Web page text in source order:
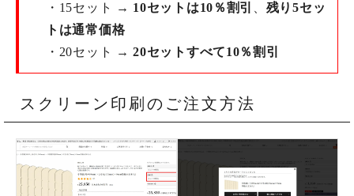
・15セット → 10セットは10％割引
残り5セッ
トは通常価格
・20セット →20セットすべて10％割引
スクリーン印刷のご注文方法